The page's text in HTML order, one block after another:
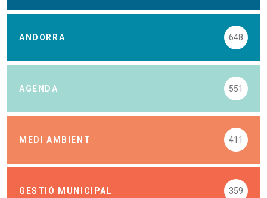
ANDORRA 648
AGENDA 551
MEDI AMBIENT 411
GESTIÓ MUNICIPAL 359